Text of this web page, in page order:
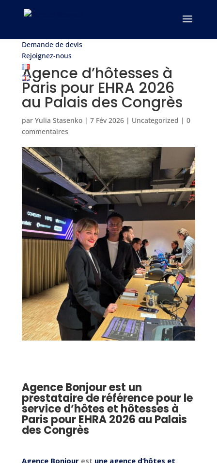
Demande de devis
Rejoignez-nous
Agence d’hôtesses à
Paris pour EHRA 2026
au Palais des Congrès
par Yulia Stasenko| 7 Fév 2026| Uncategorized | 0
commentaires
Agence Bonjourest un
prestataire de référence pourle
service d’hôtes et hôtesses à
Paris pourEHRA 2026 au Palais
des Congrès
Agence Bonjourest une agence d’hôtes et